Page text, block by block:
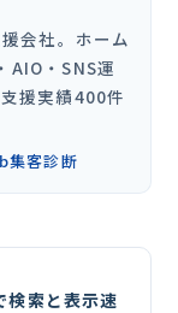
会社。ホーム
AIO・SNS運
援実績400件
集客診断
索と表示速